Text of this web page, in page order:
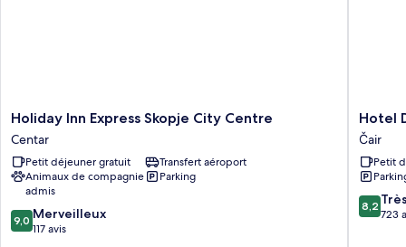
Holiday
Inn
Express
Skopje
City
Centre
Centar
Holiday Inn Express Skopje City Centre
Centar
Petit déjeuner gratuit
Transfert aéroport
Animaux de compagnie
admis
Parking
9.0
sur
9,0 Merveilleux
117 avis
Hotel
De
KOKA
Čair
Hotel
Čair
Petit
8.2
sur
8,2
723